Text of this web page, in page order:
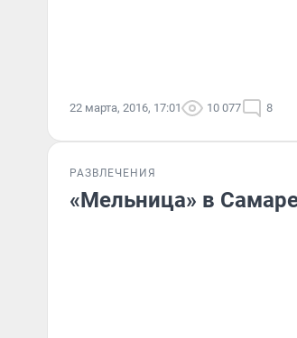
22 марта, 2016, 17:01 10 077 8
РАЗВЛЕЧЕНИЯ
«Мельница» в